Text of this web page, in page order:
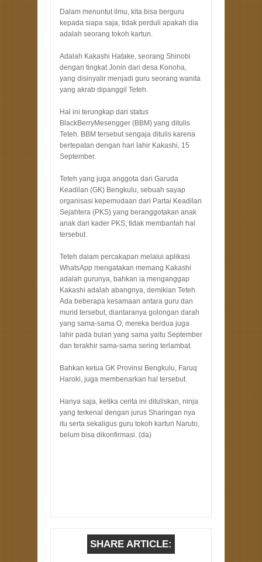
Dalam menuntut ilmu, kita bisa berguru
kepada siapa saja, tidak perduli apakah dia
adalah seorang tokoh kartun.
Adalah Kakashi Hatake, seorang Shinobi
dengan tingkat Jonin dari desa Konoha,
yang disinyalir menjadi guru seorang wanita
yang akrab dipanggil Teteh.
Hal ini terungkap dari status
BlackBerryMesengger (BBM) yang ditulis
Teteh. BBM tersebut sengaja ditulis karena
bertepatan dengan hari lahir Kakashi, 15
September.
Teteh yang juga anggota dari Garuda
Keadilan (GK) Bengkulu, sebuah sayap
organisasi kepemudaan dari Partai Keadilan
Sejahtera (PKS) yang beranggotakan anak
anak dari kader PKS, tidak membantah hal
tersebut.
Teteh dalam percakapan melalui aplikasi
WhatsApp mengatakan memang Kakashi
adalah gurunya, bahkan ia menganggap
Kakashi adalah abangnya, demikian Teteh.
Ada beberapa kesamaan antara guru dan
murid tersebut, diantaranya golongan darah
yang sama-sama O, mereka berdua juga
lahir pada bulan yang sama yaitu September
dan terakhir sama-sama sering terlambat.
Bahkan ketua GK Provinsi Bengkulu, Faruq
Haroki, juga membenarkan hal tersebut.
Hanya saja, ketika cerita ini dituliskan, ninja
yang terkenal dengan jurus Sharingan nya
itu serta sekaligus guru tokoh kartun Naruto,
belum bisa dikonfirmasi. (da)
SHARE ARTICLE: